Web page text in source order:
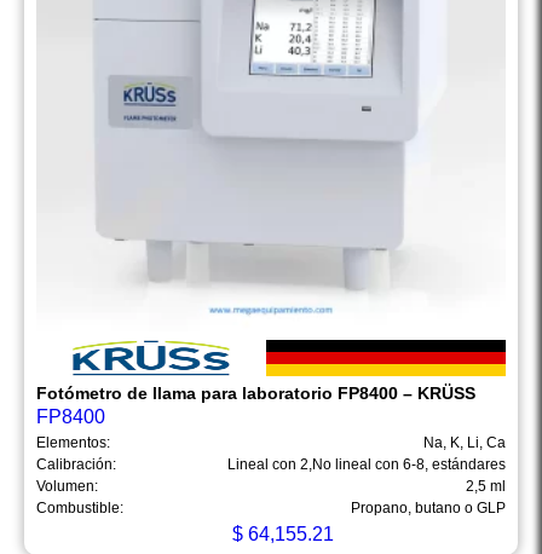
Fotómetro de llama para laboratorio FP8400 – KRÜSS
FP8400
Elementos:
Na, K, Li, Ca
Calibración:
Lineal con 2,No lineal con 6-8, estándares
Volumen:
2,5 ml
Combustible:
Propano, butano o GLP
$ 64,155.21